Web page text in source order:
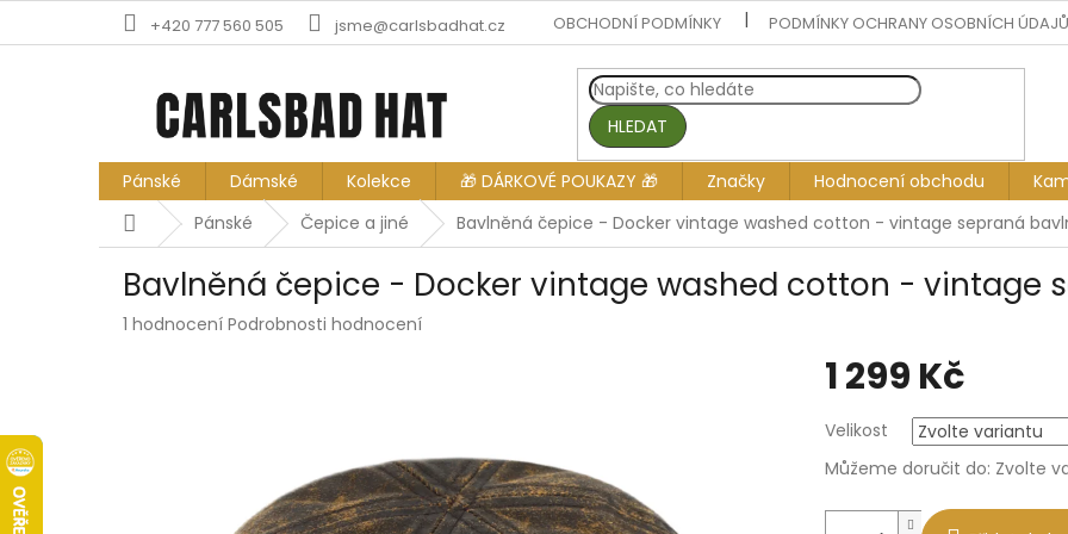
+420 777 560 505 jsme@carlsbadhat.cz OBCHODNÍ PODMÍNKY PODMÍNKY OCHRANY OSOBNÍCH ÚDAJŮ
HLEDAT
Pánské Dámské Kolekce 🎁 DÁRKOVÉ POUKAZY 🎁 Značky Hodnocení obchodu
DomůPánské Čepice a jiné Bavlněná čepice - Docker vintage washed cotton - vintage sepraná
Bavlněná čepice - Docker vintage washed cotton - vintage
Průměrné
1 hodnocení Podrobnosti hodnocení
1 299 Kč
cena:
Velikost
Můžeme doručit do: Zvolte